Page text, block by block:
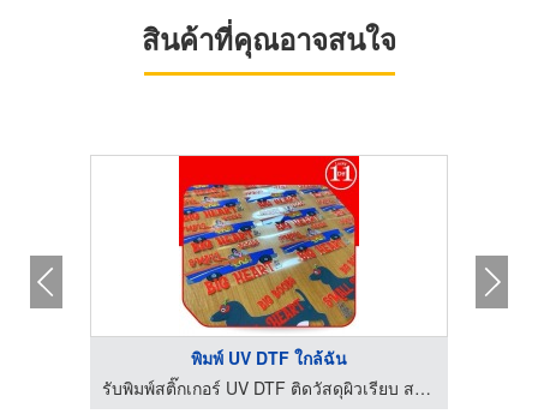
สินค้าที่คุณอาจสนใจ
พิมพ์ UV DTF ใกล้ฉัน
รับพิมพ์สติ๊กเกอร์ UV DTF ติดวัสดุผิวเรียบ สกรีนเสื้อรีดร้อน